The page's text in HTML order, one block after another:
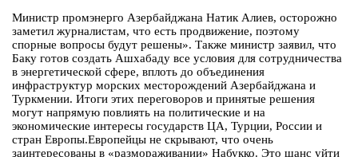
Министр промэнерго Азербайджана Натик Алиев, осторожно
заметил журналистам, что есть продвижение, поэтому
спорные вопросы будут решены». Также министр заявил, что
Баку готов создать Ашхабаду все условия для сотрудничества
в энергетической сфере, вплоть до объединения
инфраструктур морских месторождений Азербайджана и
Туркмении. Итоги этих переговоров и принятые решения
могут напрямую повлиять на политические и на
экономические интересы государств ЦА, Турции, России и
стран Европы.Европейцы не скрывают, что очень
заинтересованы в «размораживании» Набукко. Это шанс уйти